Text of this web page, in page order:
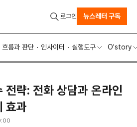
흐름과 판단 인사이터 실행도구 O'story
로그인 뉴스레터 구독
전략: 전화 상담과 온라인
효과